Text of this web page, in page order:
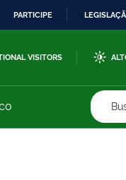
PARTICIPE
VISITORS